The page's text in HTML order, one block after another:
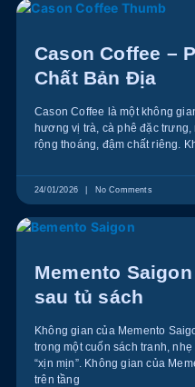
Cason Coffee –
Chất Bản Địa
Cason Coffee là một không
hương vị trà, cà phê đặc
rộng thoáng, đậm chất riêng.
24/01/2026 No Comments
Memento
sau tủ sách
Không gian của Memento
trong một cuốn sách tranh,
“xịn mịn”. Không gian của
trên tầng